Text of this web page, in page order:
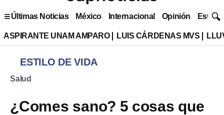
Últimas Noticias México Internacional Opinión Estilo
ASPIRANTE UNAM AMPARO LUIS CÁRDENAS MVS
ESTILO DE VIDA
Salud
¿Comes sano? 5 cosas que